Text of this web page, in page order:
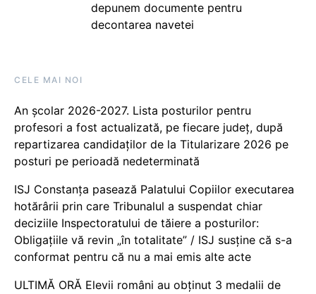
depunem documente pentru
decontarea navetei
CELE MAI NOI
An școlar 2026-2027. Lista posturilor pentru
profesori a fost actualizată, pe fiecare județ, după
repartizarea candidaților de la Titularizare 2026 pe
posturi pe perioadă nedeterminată
ISJ Constanța pasează Palatului Copiilor executarea
hotărârii prin care Tribunalul a suspendat chiar
deciziile Inspectoratului de tăiere a posturilor:
Obligațiile vă revin „în totalitate” / ISJ susține că s-a
conformat pentru că nu a mai emis alte acte
ULTIMĂ ORĂ Elevii români au obținut 3 medalii de